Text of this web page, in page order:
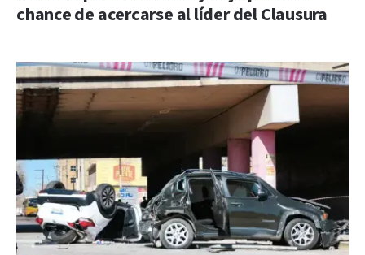
chance de acercarse al líder del Clausura